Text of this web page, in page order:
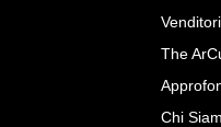
Richiedi Maggiori
FORNASETTI,
Abbazia
Venditori
The
Chi